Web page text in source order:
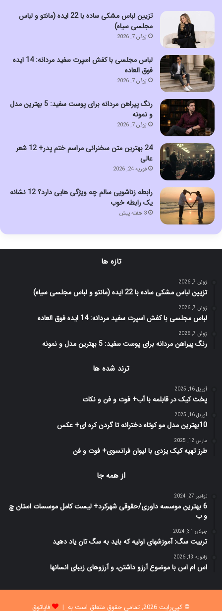
تزیین لباس مشکی ساده با 22 ایده (مانتو و لباس
مجلسی سیاه)
ژوئن 7, 2026
لباس مجلسی با کفش اسپرت سفید مردانه: 14 ایده
فوق العاده
ژوئن 7, 2026
رنگ پیراهن مردانه برای پوست سفید: 5 بهترین مدل
و نمونه
ژوئن 7, 2026
24 بهترین متن سخنرانی مراسم ختم پدر+ 12 شعر
عالی
فوریه 24, 2026
رابطه زناشویی سالم چه ویژگی هایی دارد؟ 12 نشانه
یک رابطه خوب
3 هفته پیش
تازه ها
ژوئن 7, 2026
تزیین لباس مشکی ساده با 22 ایده (مانتو و لباس مجلسی سیاه)
ژوئن 7, 2026
لباس مجلسی با کفش اسپرت سفید مردانه: 14 ایده فوق العاده
ژوئن 7, 2026
رنگ پیراهن مردانه برای پوست سفید: 5 بهترین مدل و نمونه
ترند شده ها
آوریل 16, 2025
پخت کیک در قابلمه با آب+ فوت و فن و نکات
آوریل 16, 2025
10بهترین مدل مو کوتاه دخترانه تا گردن کره ای+ عکس
مارس 12, 2025
طرز تهیه کیک یزدی با لیوان فرانسوی+ فوت و فن
از همه جا
نوامبر 27, 2024
6 بهترین موسسه داوری/حقوقی شهرکرد+ لیست کامل موسسات استان چ
و ب
جولای 31, 2024
تربیت سگ: آموزشهای اولیه که باید به سگ تان یاد دهید
ژانویه 13, 2026
اس ام اس با موضوع آرزو داشتن، و آرزوهای زیبای انسانها
© کپی‌رایت 2026, تمامی حقوق متعلق است به | فاپاتوق